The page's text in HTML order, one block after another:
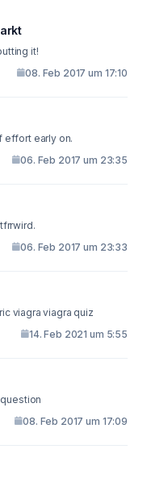
it!
08. Feb 2017 um 17:10
effort early on.
06. Feb 2017 um 23:35
06. Feb 2017 um 23:33
viagra from canada best prices for generic viagra viagra quiz
14. Feb 2021 um 5:55
08. Feb 2017 um 17:09